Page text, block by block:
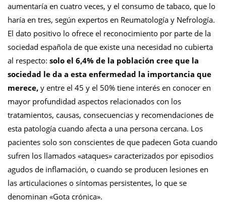
aumentaría en cuatro veces, y el consumo de tabaco, que lo
haría en tres, según expertos en Reumatología y Nefrología.
El dato positivo lo ofrece el reconocimiento por parte de la
sociedad española de que existe una necesidad no cubierta
al respecto: solo el 6,4% de la población cree que la
sociedad le da a esta enfermedad la importancia que
merece, y entre el 45 y el 50% tiene interés en conocer en
mayor profundidad aspectos relacionados con los
tratamientos, causas, consecuencias y recomendaciones de
esta patología cuando afecta a una persona cercana. Los
pacientes solo son conscientes de que padecen Gota cuando
sufren los llamados «ataques» caracterizados por episodios
agudos de inflamación, o cuando se producen lesiones en
las articulaciones o síntomas persistentes, lo que se
denominan «Gota crónica».